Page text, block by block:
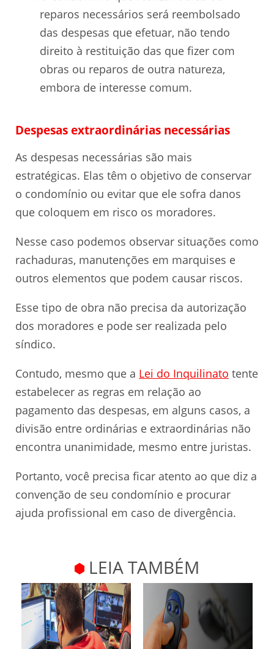
reparos necessários será reembolsado
das despesas que efetuar, não tendo
direito à restituição das que fizer com
obras ou reparos de outra natureza,
embora de interesse comum.
Despesas extraordinárias necessárias
As despesas necessárias são mais
estratégicas. Elas têm o objetivo de conservar
o condomínio ou evitar que ele sofra danos
que coloquem em risco os moradores.
Nesse caso podemos observar situações como
rachaduras, manutenções em marquises e
outros elementos que podem causar riscos.
Esse tipo de obra não precisa da autorização
dos moradores e pode ser realizada pelo
síndico.
Contudo, mesmo que a Lei do Inquilinato tente
estabelecer as regras em relação ao
pagamento das despesas, em alguns casos, a
divisão entre ordinárias e extraordinárias não
encontra unanimidade, mesmo entre juristas.
Portanto, você precisa ficar atento ao que diz a
convenção de seu condomínio e procurar
ajuda profissional em caso de divergência.
LEIA TAMBÉM